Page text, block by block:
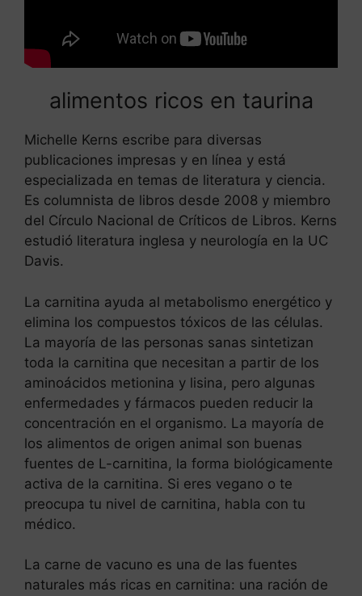
alimentos ricos en taurina
Michelle Kerns escribe para diversas
publicaciones impresas y en línea y está
especializada en temas de literatura y ciencia.
Es columnista de libros desde 2008 y miembro
del Círculo Nacional de Críticos de Libros. Kerns
estudió literatura inglesa y neurología en la UC
Davis.
La carnitina ayuda al metabolismo energético y
elimina los compuestos tóxicos de las células.
La mayoría de las personas sanas sintetizan
toda la carnitina que necesitan a partir de los
aminoácidos metionina y lisina, pero algunas
enfermedades y fármacos pueden reducir la
concentración en el organismo. La mayoría de
los alimentos de origen animal son buenas
fuentes de L-carnitina, la forma biológicamente
activa de la carnitina. Si eres vegano o te
preocupa tu nivel de carnitina, habla con tu
médico.
La carne de vacuno es una de las fuentes
naturales más ricas en carnitina: una ración de